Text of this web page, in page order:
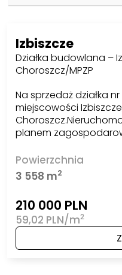
Izbiszcze
Działka budowlana –
Choroszcz/MPZP
Na sprzedaż działka
miejscowości
planem
Powierzchnia
3 558 m2
210 000 PLN
59,02 PLN/m2